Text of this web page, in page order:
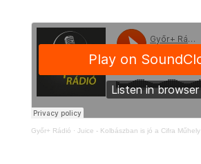
Győr+ Rádió · Juice - Kolbászban is jó a Cifra Műhely